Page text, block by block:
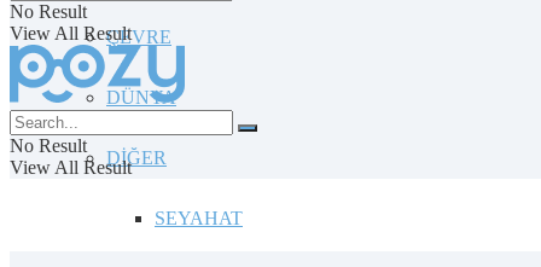
ÇEVRE
DÜNYA
DİĞER
SEYAHAT
No Result
View All Result
No Result
View All Result